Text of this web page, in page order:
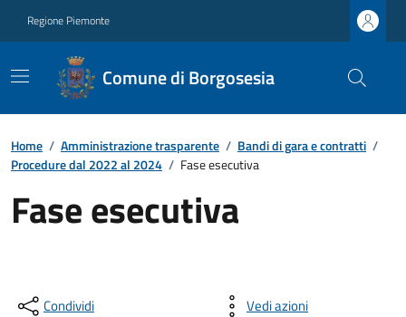
Regione Piemonte
Comune di Borgosesia
Home / Amministrazione trasparente / Bandi di gara e contratti /
Procedure dal 2022 al 2024 / Fase esecutiva
Fase esecutiva
Condividi Vedi azioni